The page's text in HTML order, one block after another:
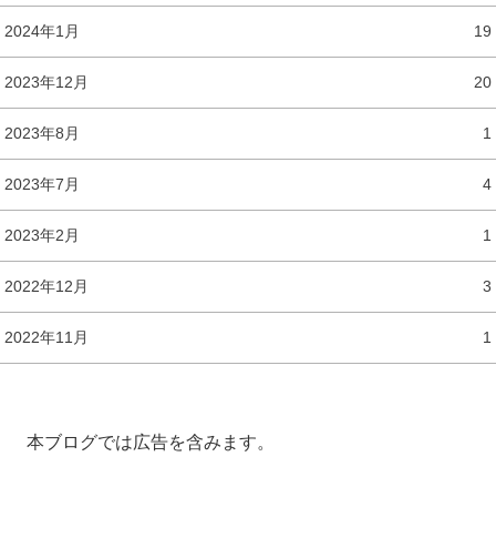
2024年1月 19
2023年12月 20
2023年8月 1
2023年7月 4
2023年2月 1
2022年12月 3
2022年11月 1
本ブログでは広告を含みます。